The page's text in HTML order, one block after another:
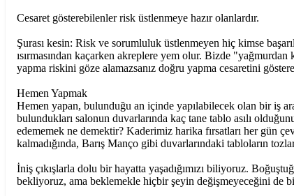
Cesaret gösterebilenler risk üstlenmeye hazır olanlardır.
Şurası kesin: Risk ve sorumluluk üstlenmeyen hiç kimse
ısırmasından kaçarken akreplere yem olur. Bizde
yapma riskini göze alamazsanız doğru yapma cesaretini
Hemen Yapmak
Hemen yapan, bulunduğu an içinde yapılabilecek olan bir iş
bulundukları salonun duvarlarında kaç tane tablo asılı
edememek ne demektir? Kaderimiz harika fırsatları her gün
kalmadığında, Barış Manço gibi duvarlarındaki tabloların
İniş çıkışlarla dolu bir hayatta yaşadığımızı biliyoruz.
bekliyoruz, ama beklemekle hiçbir şeyin değişmeyeceğini de